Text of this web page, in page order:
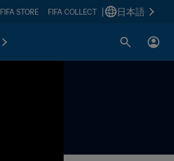
FIFA STORE FIFA COLLECT 日本語